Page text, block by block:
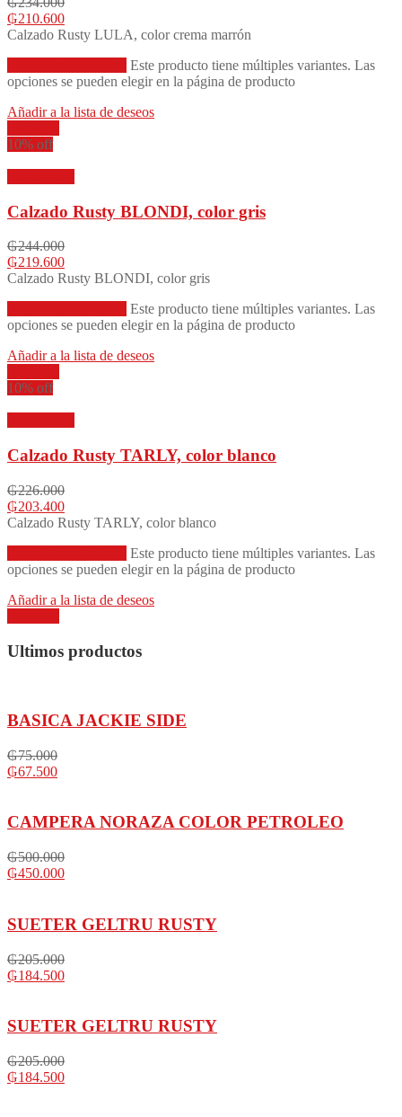
₲210.600
Calzado Rusty LULA, color crema marrón
Este producto tiene múltiples variantes. Las
opciones se pueden elegir en la página de producto
Añadir a la lista de deseos
10% off
Calzado Rusty BLONDI, color gris
₲244.000
₲219.600
Calzado Rusty BLONDI, color gris
Este producto tiene múltiples variantes. Las
opciones se pueden elegir en la página de producto
Añadir a la lista de deseos
10% off
Calzado Rusty TARLY, color blanco
₲226.000
₲203.400
Calzado Rusty TARLY, color blanco
Este producto tiene múltiples variantes. Las
opciones se pueden elegir en la página de producto
Añadir a la lista de deseos
Ultimos productos
BASICA JACKIE SIDE
₲75.000
₲67.500
CAMPERA NORAZA COLOR PETROLEO
₲500.000
₲450.000
SUETER GELTRU RUSTY
₲205.000
₲184.500
SUETER GELTRU RUSTY
₲205.000
₲184.500